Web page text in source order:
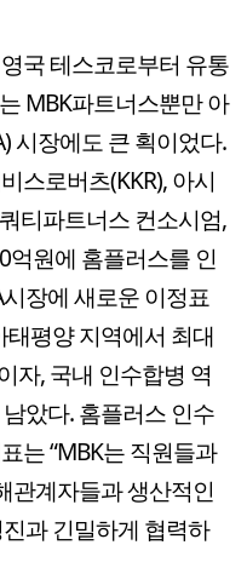
국 테스코로부터 유통
MBK파트너스뿐만 아
시장에도 큰 획이었다.
스로버츠(KKR), 아시
티파트너스 컨소시엄,
원에 홈플러스를 인
장에 새로운 이정표
평양 지역에서 최대
자, 국내 인수합병 역
았다. 홈플러스 인수
는 “MBK는 직원들과
관계자들과 생산적인
과 긴밀하게 협력하